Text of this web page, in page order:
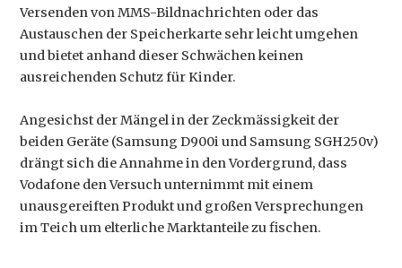
Versenden von MMS-Bildnachrichten oder das
Austauschen der Speicherkarte sehr leicht umgehen
und bietet anhand dieser Schwächen keinen
ausreichenden Schutz für Kinder.
Angesichst der Mängel in der Zeckmässigkeit der
beiden Geräte (Samsung D900i und Samsung SGH250v)
drängt sich die Annahme in den Vordergrund, dass
Vodafone den Versuch unternimmt mit einem
unausgereiften Produkt und großen Versprechungen
im Teich um elterliche Marktanteile zu fischen.